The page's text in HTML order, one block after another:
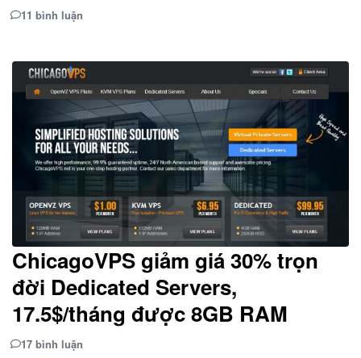
11 bình luận
ChicagoVPS giảm giá 30% trọn
đời Dedicated Servers,
17.5$/tháng được 8GB RAM
17 bình luận